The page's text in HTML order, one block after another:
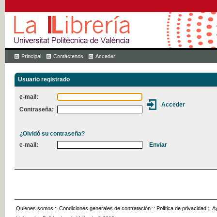
Principal Contáctenos Acceder
Usuario registrado
e-mail:
Contraseña:
¿Olvidó su contraseña?
e-mail:
Quienes somos :: Condiciones generales de contratación :: Política de privacidad ::